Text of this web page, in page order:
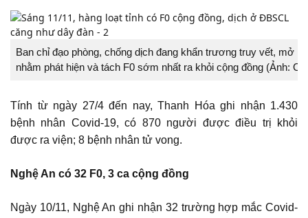
Ban chỉ đạo phòng, chống dịch đang khẩn trương truy vết, mở
nhằm phát hiện và tách F0 sớm nhất ra khỏi cộng đồng (Ảnh:
Tính từ ngày 27/4 đến nay, Thanh Hóa ghi nhận 1.430
bệnh nhân Covid-19, có 870 người được điều trị khỏi
được ra viện; 8 bệnh nhân tử vong.
Nghệ An có 32 F0, 3 ca cộng đồng
Ngày 10/11, Nghệ An ghi nhận 32 trường hợp mắc Covid-